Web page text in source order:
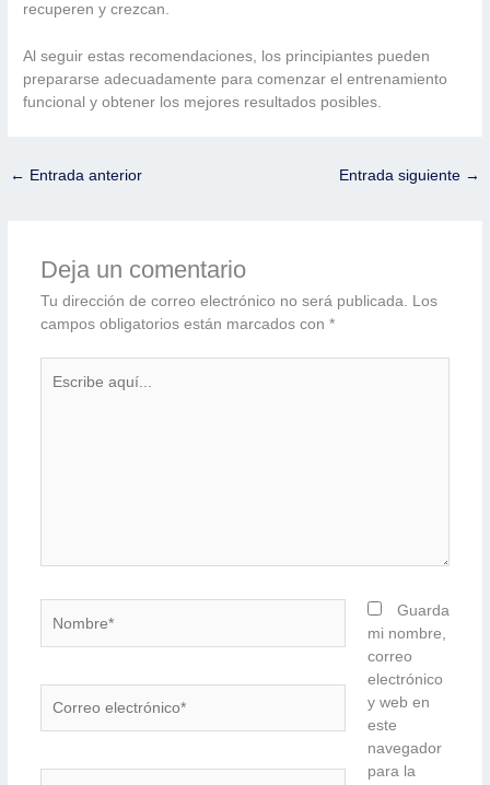
recuperen y crezcan.
Al seguir estas recomendaciones, los principiantes pueden
prepararse adecuadamente para comenzar el entrenamiento
funcional y obtener los mejores resultados posibles.
← Entrada anterior Entrada siguiente →
Deja un comentario
Tu dirección de correo electrónico no será publicada.
Los
campos obligatorios están marcados con *
aquí...
electrónico*
Guarda
mi nombre,
correo
electrónico
y web en
este
navegador
para la